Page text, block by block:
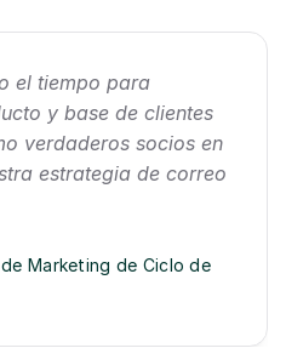
el tiempo para
y base de clientes
verdaderos socios en
estrategia de correo
Marketing de Ciclo de